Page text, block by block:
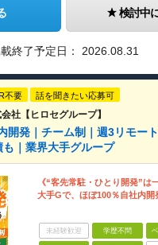
検討中
終了予定日： 2026.08.31
不要 話を聞きたい応募可
社【ヒロセグループ】
開発｜チーム制｜週3リモー
｜業界大手グループ
《“客先常駐・ひとり開発”は
大手Gで、ほぼ100％自社内開
未経験歓迎 学歴不問